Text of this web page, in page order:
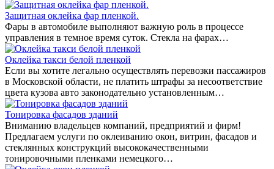
Защитная оклейка фар пленкой.
Фары в автомобиле выполняют важную роль в процессе
управления в темное время суток. Стекла на фарах…
Оклейка такси белой пленкой
Если вы хотите легально осуществлять перевозки пассажиров
в Московской области, не платить штрафы за несоответствие
цвета кузова авто законодательно установленным…
Тонировка фасадов зданий
Вниманию владельцев компаний, предприятий и фирм!
Предлагаем услуги по оклеиванию окон, витрин, фасадов и
стеклянных конструкций высококачественными
тонировочными пленками немецкого…